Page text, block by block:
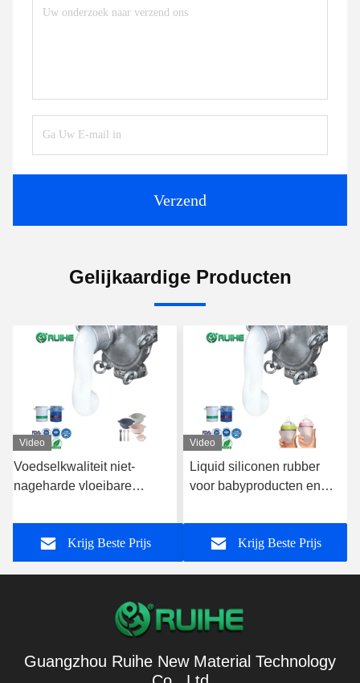
Verzend
Gelijkaardige Producten
Video
Voedselkwaliteit niet-
nageharde vloeibare
babyproducten en
voedselcontacttoepassingen
Krijg Beste Prijs
Video
Liquid siliconen rubber
voor babyproducten en
komen met
levensmiddelenKrijg Beste Prijs
Guangzhou Ruihe New Material Technology